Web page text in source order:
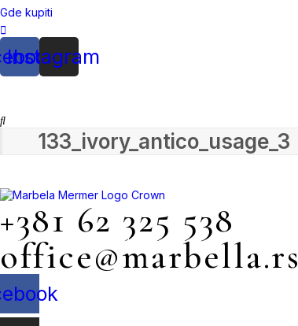
Gde kupiti
Instagram
133_ivory_antico_usage_3
+381 62 325 538
Mile Jevtović 4, Beograd
office@marbella.rs